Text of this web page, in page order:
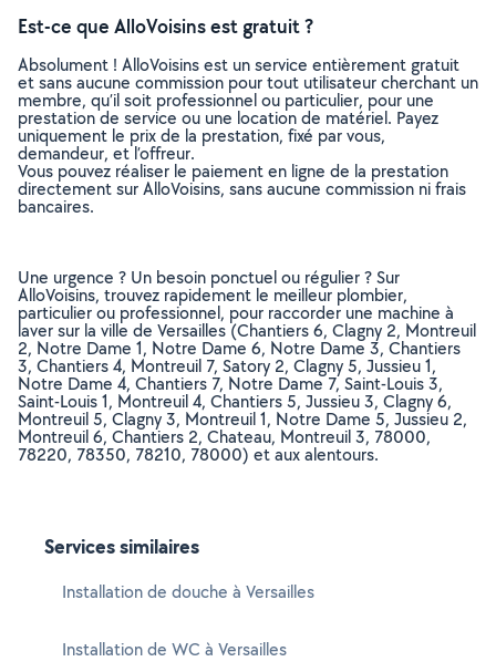
Est-ce que AlloVoisins est gratuit ?
Absolument ! AlloVoisins est un service entièrement gratuit
et sans aucune commission pour tout utilisateur cherchant un
membre, qu’il soit professionnel ou particulier, pour une
prestation de service ou une location de matériel. Payez
uniquement le prix de la prestation, fixé par vous,
demandeur, et l’offreur.
Vous pouvez réaliser le paiement en ligne de la prestation
directement sur AlloVoisins, sans aucune commission ni frais
bancaires.
Une urgence ? Un besoin ponctuel ou régulier ? Sur
AlloVoisins, trouvez rapidement le meilleur plombier,
particulier ou professionnel, pour raccorder une machine à
laver sur la ville de Versailles (Chantiers 6, Clagny 2, Montreuil
2, Notre Dame 1, Notre Dame 6, Notre Dame 3, Chantiers
3, Chantiers 4, Montreuil 7, Satory 2, Clagny 5, Jussieu 1,
Notre Dame 4, Chantiers 7, Notre Dame 7, Saint-Louis 3,
Saint-Louis 1, Montreuil 4, Chantiers 5, Jussieu 3, Clagny 6,
Montreuil 5, Clagny 3, Montreuil 1, Notre Dame 5, Jussieu 2,
Montreuil 6, Chantiers 2, Chateau, Montreuil 3, 78000,
78220, 78350, 78210, 78000) et aux alentours.
Services similaires
Installation de douche à Versailles
Installation de WC à Versailles